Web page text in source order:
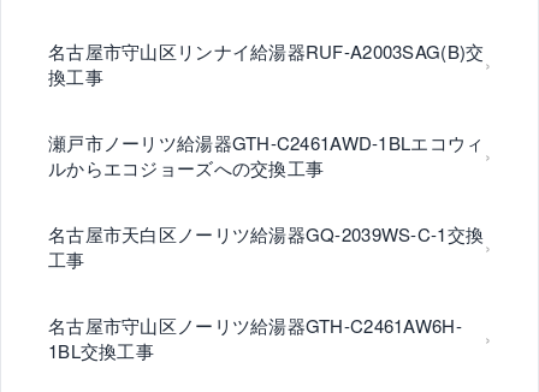
名古屋市守山区リンナイ給湯器RUF-A2003SAG(B)交
換工事
瀬戸市ノーリツ給湯器GTH-C2461AWD-1BLエコウィ
ルからエコジョーズへの交換工事
名古屋市天白区ノーリツ給湯器GQ-2039WS-C-1交換
工事
名古屋市守山区ノーリツ給湯器GTH-C2461AW6H-
1BL交換工事